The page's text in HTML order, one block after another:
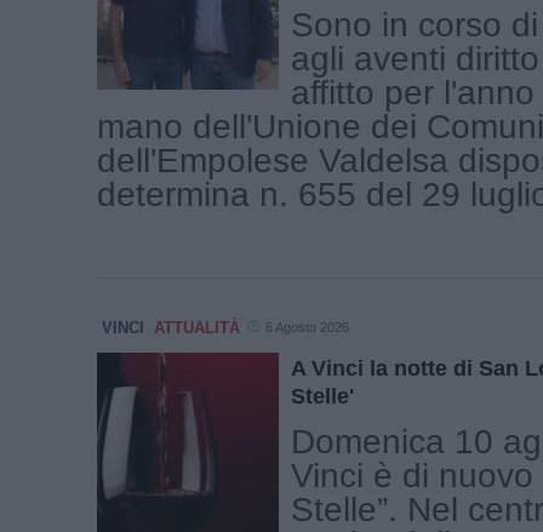
Sono in corso
agli aventi
affitto per
mano dell'Unione dei
dell'Empolese Valdelsa
determina n. 655 del 29
VINCI ATTUALITÀ 6 Agosto 2026
A Vinci la notte di San
Stelle'
Domenica 10
Vinci è di nuovo
Stelle”. Nel